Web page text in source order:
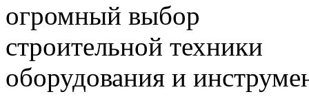
огромный выбор
строительной техники
оборудования и